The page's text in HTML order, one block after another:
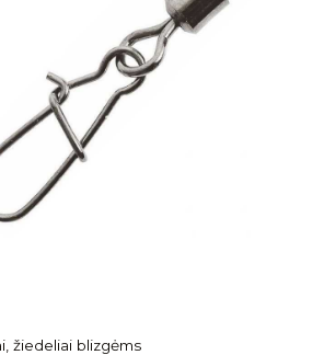
žiedeliai blizgėms